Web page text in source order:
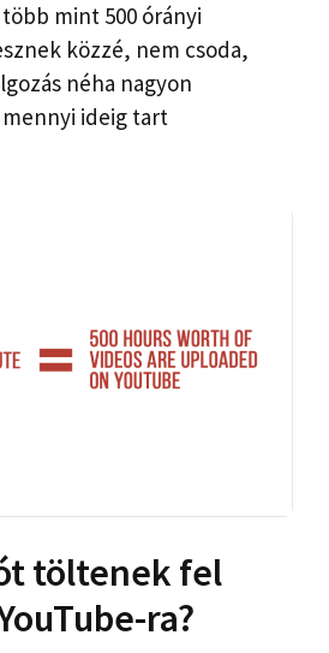
mint 500 órányi
közzé, nem csoda,
néha nagyon
ideig tart
töltenek fel
ra?